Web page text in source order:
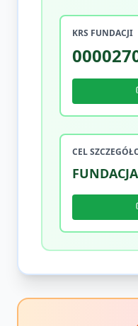
KRS FUNDACJI
CEL